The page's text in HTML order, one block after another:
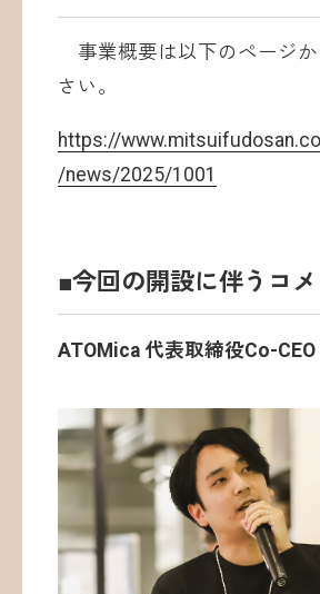
事業概要は以下のページか
さい。
https://
/news/2025/1001
■今回の開設に伴うコメ
ATOMica 代表取締役Co-